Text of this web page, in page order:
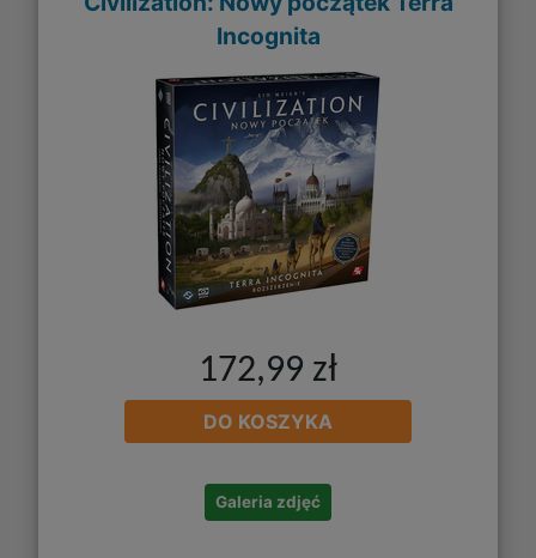
Incognita
172,99 zł
DO KOSZYKA
Galeria zdjęć